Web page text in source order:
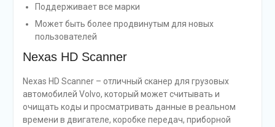
Поддерживает все марки
Может быть более продвинутым для новых
пользователей
Nexas HD Scanner
Nexas HD Scanner – отличный сканер для грузовых
автомобилей Volvo, который может считывать и
очищать коды и просматривать данные в реальном
времени в двигателе, коробке передач, приборной